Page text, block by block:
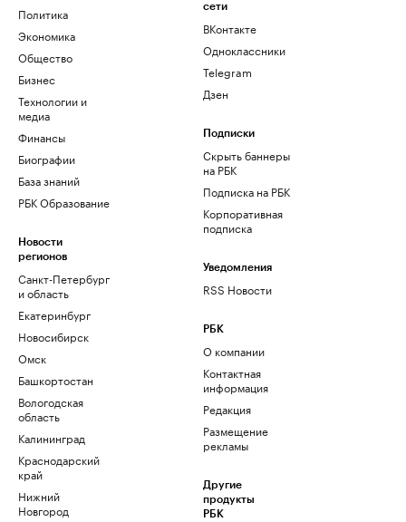
Политика
Экономика
Общество
Бизнес
Технологии и
медиа
Финансы
Биографии
База знаний
РБК Образование
Новости
регионов
Санкт-Петербург
и область
Екатеринбург
Новосибирск
Омск
Башкортостан
Вологодская
область
Калининград
Краснодарский
край
Нижний
Новгород
сети
ВКонтакте
Одноклассники
Telegram
Дзен
Подписки
Скрыть баннеры
на РБК
Подписка на РБК
Корпоративная
подписка
Уведомления
RSS Новости
РБК
О компании
Контактная
информация
Редакция
Размещение
рекламы
Другие
продукты
РБК